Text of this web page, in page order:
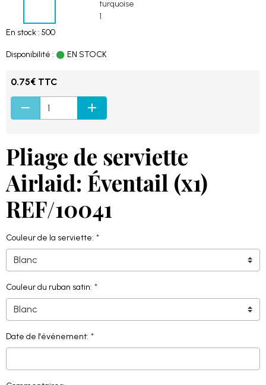
En stock : 500
Disponibilité : EN STOCK
0.75€ TTC
Pliage de serviette
Airlaid: Éventail (x1)
REF/10041
Couleur de la serviette:
Couleur du ruban satin:
Date de l'événement: